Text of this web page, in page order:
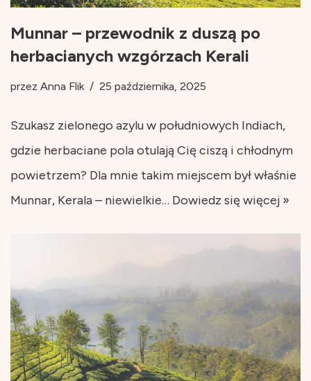
Munnar – przewodnik z duszą po
herbacianych wzgórzach Kerali
przez Anna Flik 25 października, 2025
Szukasz zielonego azylu w południowych Indiach,
gdzie herbaciane pola otulają Cię ciszą i chłodnym
powietrzem? Dla mnie takim miejscem był właśnie
Munnar, Kerala – niewielkie… Dowiedz się więcej »